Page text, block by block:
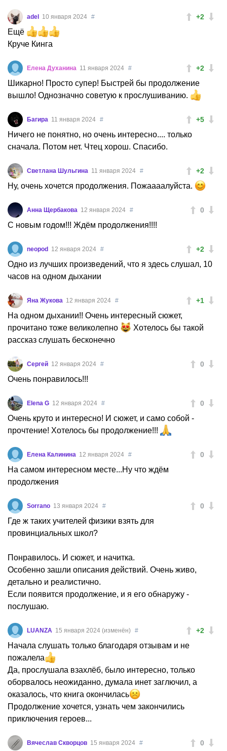
+2
adel 10 января 2024 #
Ещё
Круче Кинга
+2
Елена Духанина 11 января 2024 #
Шикарно! Просто супер! Быстрей бы продолжение
вышло! Однозначно советую к прослушиванию.
+5
Багира 11 января 2024 #
Ничего не понятно, но очень интересно.... только
сначала. Потом нет. Чтец хорош. Спасибо.
+2
Светлана Шульгина 11 января 2024 #
Ну, очень хочется продолжения. Пожаааалуйста.
0
Анна Щербакова 12 января 2024 #
С новым годом!!! Ждём продолжения!!!!
+2
neopod 12 января 2024 #
Одно из лучших произведений, что я здесь слушал, 10
часов на одном дыхании
+1
Яна Жукова 12 января 2024 #
На одном дыхании!! Очень интересный сюжет,
прочитано тоже великолепно
Хотелось бы такой
рассказ слушать бесконечно
0
Сергей 12 января 2024 #
Очень понравилось!!!
0
Elena G 12 января 2024 #
Очень круто и интересно! И сюжет, и само собой -
прочтение! Хотелось бы продолжение!!!
0
Елена Калинина 12 января 2024 #
На самом интересном месте...Ну что ждём
продолжения
0
Sorrano 13 января 2024 #
Где ж таких учителей физики взять для
провинциальных школ?
Понравилось. И сюжет, и начитка.
Особенно зашли описания действий. Очень живо,
детально и реалистично.
Если появится продолжение, и я его обнаружу -
послушаю.
+2
LUANZA 15 января 2024 (изменён) #
Начала слушать только благодаря отзывам и не
пожалела
Да, прослушала взахлёб, было интересно, только
оборвалось неожиданно, думала инет заглючил, а
оказалось, что книга окончилась
Продолжение хочется, узнать чем закончились
приключения героев...
0
Вячеслав Скворцов 15 января 2024 #